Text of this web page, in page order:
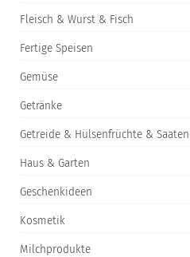
Fleisch & Wurst & Fisch
Fertige Speisen
Gemüse
Getränke
Getreide & Hülsenfrüchte & Saaten
Haus & Garten
Geschenkideen
Kosmetik
Milchprodukte